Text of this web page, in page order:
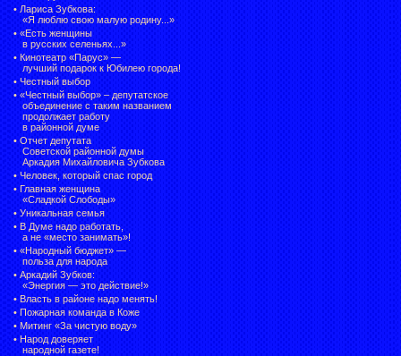
• Лариса Зубкова:
«Я люблю свою малую родину...»
• «Есть женщины
в русских селеньях...»
• Кинотеатр «Парус» —
лучший подарок к Юбилею города!
• Честный выбор
• «Честный выбор» – депутатское
объединение с таким названием
продолжает работу
в районной думе
• Отчет депутата
Советской районной думы
Аркадия Михайловича Зубкова
• Человек, который спас город
• Главная женщина
«Сладкой Слободы»
• Уникальная семья
• В Думе надо работать,
а не «место занимать»!
• «Народный бюджет» —
польза для народа
• Аркадий Зубков:
«Энергия — это действие!»
• Власть в районе надо менять!
• Пожарная команда в Коже
• Митинг «За чистую воду»
• Народ доверяет
народной газете!